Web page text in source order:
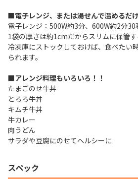
■電子レンジ、または湯せんで温めるだ
電子レンジ：500W約3分、600W約2分
1袋の厚さは約1cmだからスリムに保管す
冷凍庫にストックしておけば、食べたい
られます。
■アレンジ料理もいろいろ！！
たまごのせ牛丼
とろろ牛丼
キムチ牛丼
牛カレー
肉うどん
サラダや豆腐にのせてヘルシーに
スペック